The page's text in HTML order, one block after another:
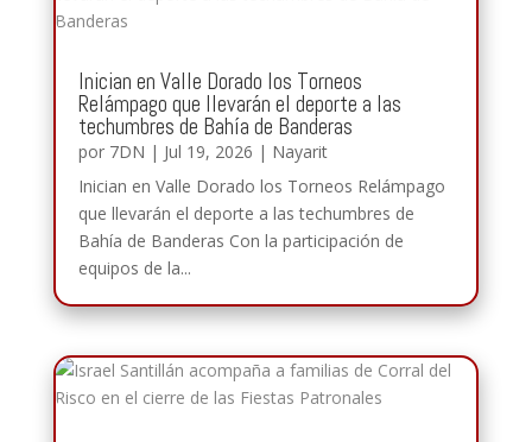
Inician en Valle Dorado los Torneos
Relámpago que llevarán el deporte a las
techumbres de Bahía de Banderas
por 7DN | Jul 19, 2026 | Nayarit
Inician en Valle Dorado los Torneos Relámpago
que llevarán el deporte a las techumbres de
Bahía de Banderas Con la participación de
equipos de la...